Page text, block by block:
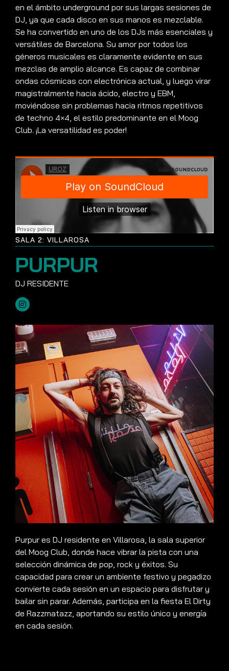
en el ámbito underground por sus largas sesiones de
DJ, ya que cada disco en sus manos es mezclable.
Se ha convertido en uno de los DJs más esenciales y
versátiles de Barcelona. Su amor por todos los
géneros musicales es claramente evidente en sus
mezclas de amplio alcance. Es capaz de combinar
ondas cósmicas con electrónica actual, y luego virar
magistralmente hacia ácido, electro y EBM,
moviéndose sin problemas hacia ritmos repetitivos
de techno 4×4, el estilo predominante en el Moog
Club. ¡La versatilidad es poder!
SALA 2: VILLAROSA
PURPUR
Purpur es DJ residente en Villarosa, la sala superior
del Moog Club, donde hace vibrar la pista con una
selección dinámica de pop, rock y éxitos. Su
capacidad para crear un ambiente festivo y pegadizo
convierte cada sesión en un espacio para disfrutar y
bailar sin parar. Además, participa en la fiesta El Dirty
de Razzmatazz, aportando su estilo único y energía
en cada sesión.